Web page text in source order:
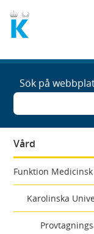
Sök på
Vård
Funktion
Karolinska